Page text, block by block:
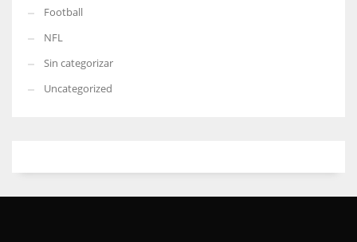
Football
NFL
Sin categorizar
Uncategorized